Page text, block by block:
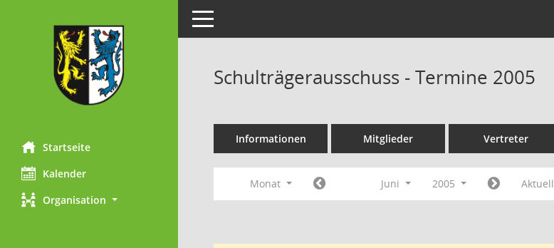
Startseite
Kalender
Organisation
Toggle navigation
Schulträgerausschuss - Termine 2005
Informationen Mitglieder Vertreter
Monat Juni 2005 Aktuell